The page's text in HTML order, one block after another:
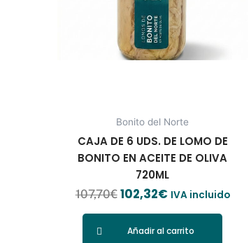
Bonito del Norte
CAJA DE 6 UDS. DE LOMO DE
BONITO EN ACEITE DE OLIVA
720ML
107,70€ 102,32€ IVA incluido
Añadir al carrito